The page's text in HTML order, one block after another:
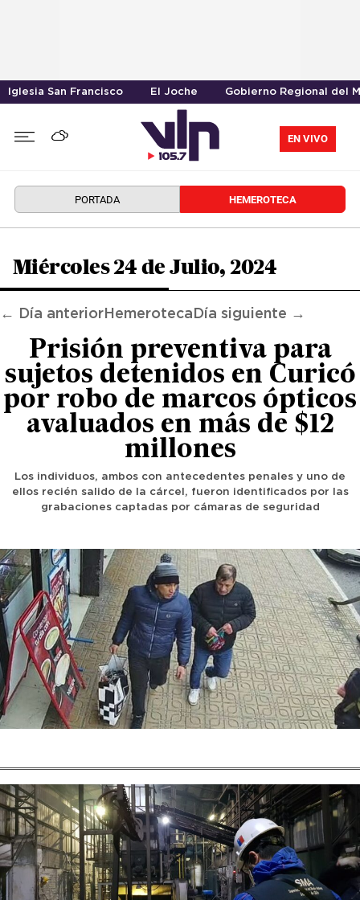
Iglesia San Francisco El Joche Gobierno Regional del
EN VIVO
PORTADA HEMEROTECA
Miércoles 24 de Julio, 2024
← Día anterior Hemeroteca Día siguiente →
Prisión preventiva para
sujetos detenidos en Curicó
por robo de marcos ópticos
avaluados en más de $12
millones
Los individuos, ambos con antecedentes penales y uno de
ellos recién salido de la cárcel, fueron identificados por las
grabaciones captadas por cámaras de seguridad